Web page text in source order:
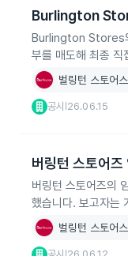
Burlington
Burlington Stores
부를 매도해 최종
벌링턴 스토어스
공시 26.06.15
버링턴 스토어즈
버링턴 스토어즈의
했습니다. 보고자는
벌링턴 스토어스